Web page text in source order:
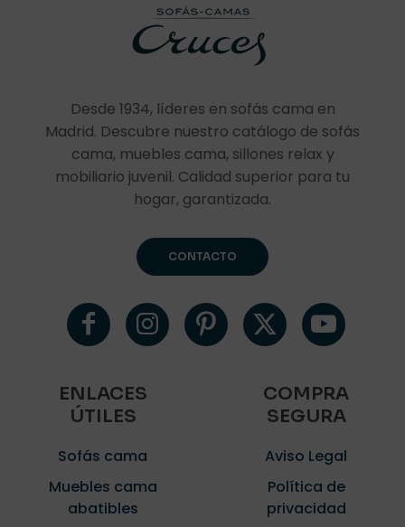
Desde 1934, líderes en sofás cama en
Madrid. Descubre nuestro catálogo de sofás
cama, muebles cama, sillones relax y
mobiliario juvenil. Calidad superior para tu
hogar, garantizada.
CONTACTO
ENLACES
ÚTILES
Sofás cama
Muebles cama
abatibles
COMPRA
SEGURA
Aviso Legal
Política de
privacidad